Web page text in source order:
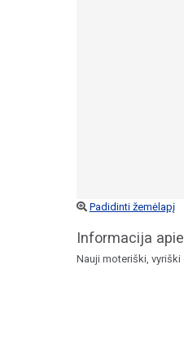
Padidinti žemėlapį
Informacija
Nauji moteriški, vyriški